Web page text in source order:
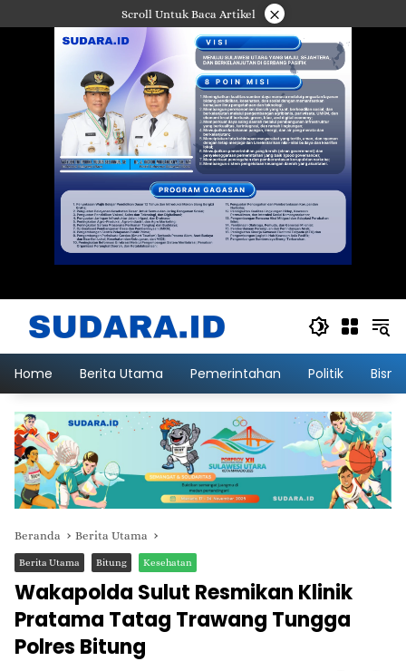
ke
Scroll Untuk Baca Artikel ×
Home Berita Utama Pemerintahan Politik
Beranda Berita Utama
Berita Utama Bitung Kesehatan
Wakapolda Sulut Resmikan Klinik
Pratama Tatag Trawang Tungga
Polres Bitung